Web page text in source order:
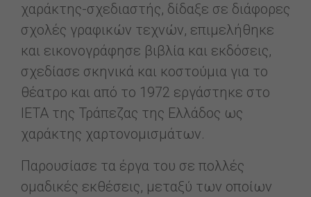
χαράκτης-σχεδιαστής, δίδαξε σε διάφορες
σχολές γραφικών τεχνών, επιμελήθηκε
και εικονογράφησε βιβλία και εκδόσεις,
σχεδίασε σκηνικά και κοστούμια για το
θέατρο και από το 1972 εργάστηκε στο
ΙΕΤΑ της Τράπεζας της Ελλάδος ως
χαράκτης χαρτονομισμάτων.
Παρουσίασε τα έργα του σε πολλές
ομαδικές εκθέσεις, μεταξύ των οποίων